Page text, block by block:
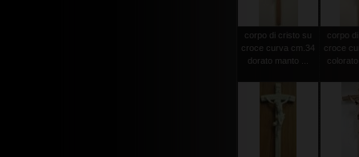
corpo di cristo su
croce curva cm.34
dorato manto ...
corpo
croce